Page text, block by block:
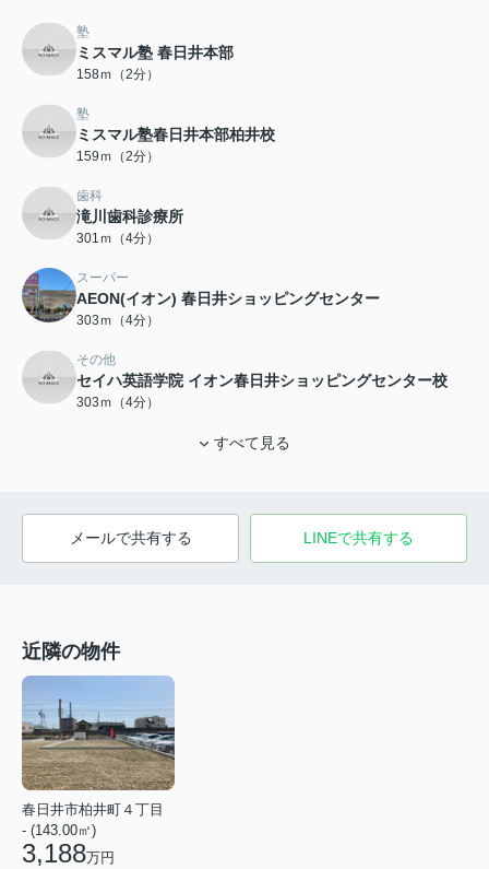
塾
ミスマル塾 春日井本部
158ｍ（2分）
塾
ミスマル塾春日井本部柏井校
159ｍ（2分）
歯科
滝川歯科診療所
301ｍ（4分）
スーパー
AEON(イオン) 春日井ショッピングセンター
303ｍ（4分）
その他
セイハ英語学院 イオン春日井ショッピングセンター校
303ｍ（4分）
すべて見る
メールで共有する LINEで共有する
近隣の物件
春日井市柏井町４丁目
- (143.00㎡)
3,188万円